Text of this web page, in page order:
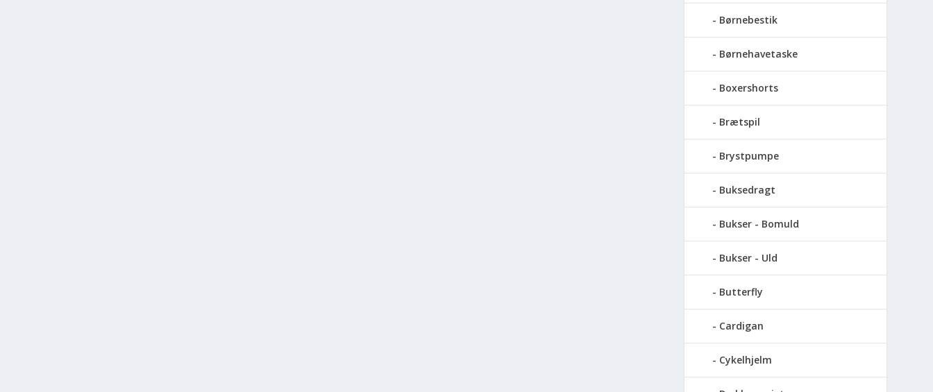
Børnebestik
Børnehavetaske
Boxershorts
Brætspil
Brystpumpe
Buksedragt
Bukser - Bomuld
Bukser - Uld
Butterfly
Cardigan
Cykelhjelm